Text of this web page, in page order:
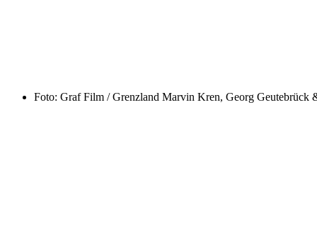
Foto: Graf Film / Grenzland Marvin Kren, Georg Geutebrück